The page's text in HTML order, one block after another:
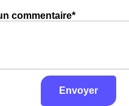
commentaire*
Envoyer